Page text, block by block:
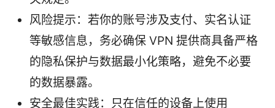
风险提示：若你的账号涉及支付、实名认证
等敏感信息，务必确保 VPN 提供商具备严格
的隐私保护与数据最小化策略，避免不必要
的数据暴露。
安全最佳实践：只在信任的设备上使用